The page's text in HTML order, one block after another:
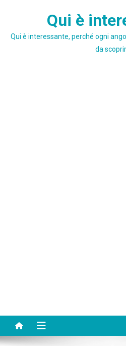
Qui è
Qui è interessante, perché ogni
da